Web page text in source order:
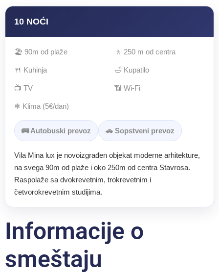
10 NOĆI
🏖 90m od plaže 🚶 250 m od centra
🍴 Kuhinja 🛁 Kupatilo
📺 TV 📶 Wi-Fi
❄ Klima (5€/dan)
🚌 Autobuski prevoz 🚗 Sopstveni prevoz
Vila Mina lux je novoizgrađen objekat moderne arhitekture,
na svega 90m od plaže i oko 250m od centra Stavrosa.
Raspolaže sa dvokrevetnim, trokrevetnim i
četvorokrevetnim studijima.
Informacije o
smeštaju